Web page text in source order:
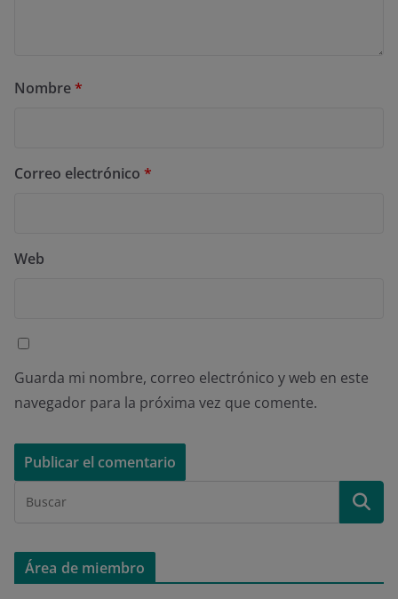
Nombre*
Correo electrónico *
Web
Guarda mi nombre, correo electrónico y web en este
navegador para la próxima vez que comente.
Área de miembro